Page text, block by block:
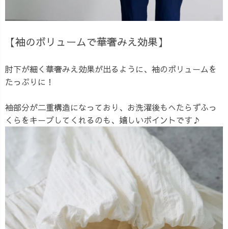
【袖のボリュームで華奢みえ効果】
肘下が細く華奢みえ効果が出るように、袖のボリュームを
たっぷりに！
袖部分が二重構造になっており、お洗濯後もへたらずふっ
くらをキープしてくれるのも、嬉しいポイントです♪